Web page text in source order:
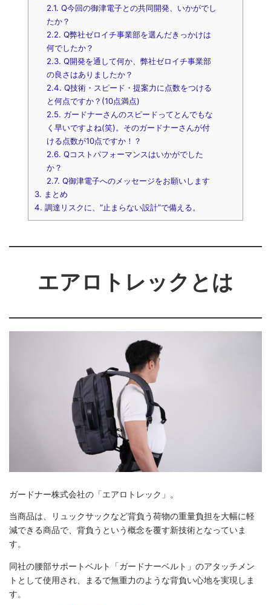
2.1. Q今回の御津電子との共同開発、いかがでし
たか？
2.2. Q弊社ゼロイチ事業部を選んだきっかけは
何でしたか？
2.3. Q開発を通して何か、弊社ゼロイチ事業部
の良さはありましたか？
2.4. Q技術・スピード・提案力に点数をつける
と何点ですか？(10点満点)
2.5. ガードナーさんのスピードってとんでもな
く早いですよね(笑)。そのガードナーさんが付
ける点数が10点ですか！？
2.6. Qコストパフォーマンスはいかがでした
か？
2.7. Q御津電子へのメッセージをお願いします
3. まとめ
4. 調達リスクに、“止まらない設計”で備える。
エアロトレックとは
ガードナー株式会社の「エアロトレック」。
当商品は、リュックサックなど背負う荷物の重量負担を大幅に軽
減できる商品で、背負うという概念を覆す新技術となっていま
す。
同社の腰部サポートベルト「ガードナーベルト」のアタッチメン
トとして使用され、まるで無重力のような背負い心地を実現しま
す。